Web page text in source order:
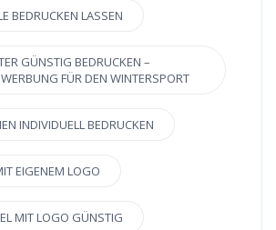
BEDRUCKEN LASSEN
GÜNSTIG BEDRUCKEN –
FÜR DEN WINTERSPORT
INDIVIDUELL BEDRUCKEN
EIGENEM LOGO
MIT LOGO GÜNSTIG